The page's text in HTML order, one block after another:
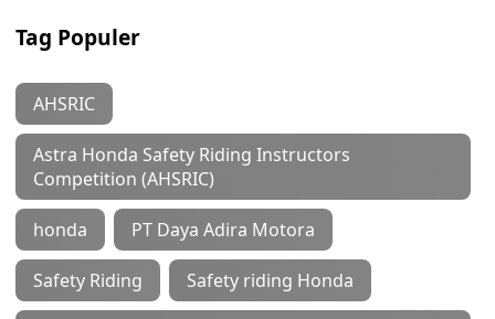
Tag Populer
AHSRIC
Astra Honda Safety Riding Instructors
Competition (AHSRIC)
honda PT Daya Adira Motora
Safety Riding Safety riding Honda